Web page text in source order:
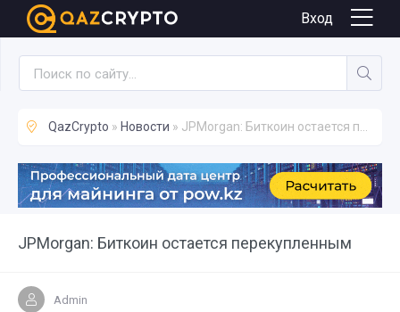
Вход
QazCrypto » Новости » JPMorgan: Биткоин остается перекупленным
JPMorgan: Биткоин остается перекупленным
Новости
Admin